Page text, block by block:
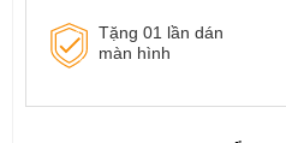
Tặng 01 lần dán
màn hình